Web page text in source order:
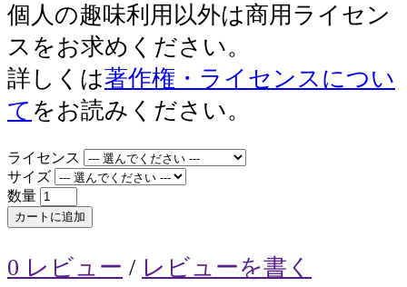
個人の趣味利用以外は商用ライセン
スをお求めください。
詳しくは著作権・ライセンスについ
て をお読みください。
ライセンス
サイズ
数量
カートに追加
0 レビュー / レビューを書く